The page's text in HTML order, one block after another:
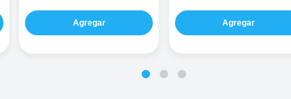
Agregar Agregar